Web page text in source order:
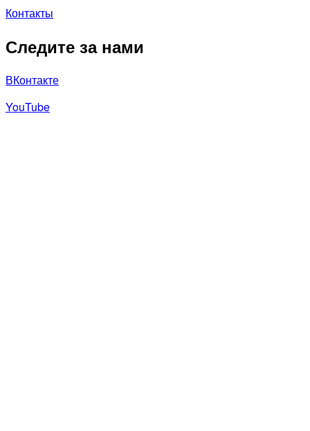
Контакты
Следите за нами
ВКонтакте
YouTube